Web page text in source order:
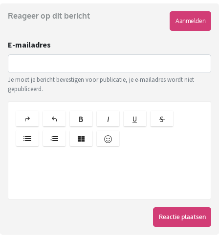
Reageer op dit bericht
Aanmelden
E-mailadres
Je moet je bericht bevestigen voor publicatie, je e-mailadres wordt niet
gepubliceerd.
Reactie plaatsen